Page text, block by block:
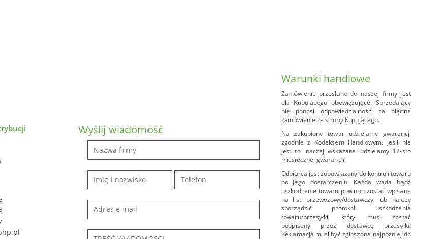
Wyślij wiadomość
Warunki handlowe
Zamówienie przesłane do naszej firmy jest
dla Kupującego obowiązujące. Sprzedający
nie ponosi odpowiedzialności za błędne
zamówienie ze strony Kupującego.
Na zakupiony towar udzielamy gwarancji
zgodnie z Kodeksem Handlowym. Jeśli nie
jest to inaczej wskazane udzielamy 12-sto
miesięcznej gwarancji.
Odbiorca jest zobowiązany do kontroli towaru
po jego dostarczeniu. Każda wada bądź
uszkodzenie towaru powinno zostać wpisane
na list przewozowy/dostawczy lub należy
sporządzić protokół uszkodzenia
towaru/przesyłki, który musi zostać
podpisany przez dostawcę przesyłki.
Reklamacja musi być zgłoszona najpóźniej do